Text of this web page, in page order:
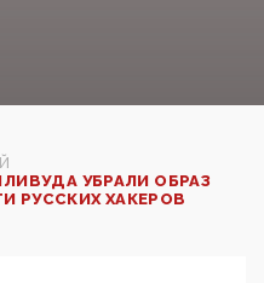
УБРАЛИ ОБРАЗ
РУССКИХ ХАКЕРОВ